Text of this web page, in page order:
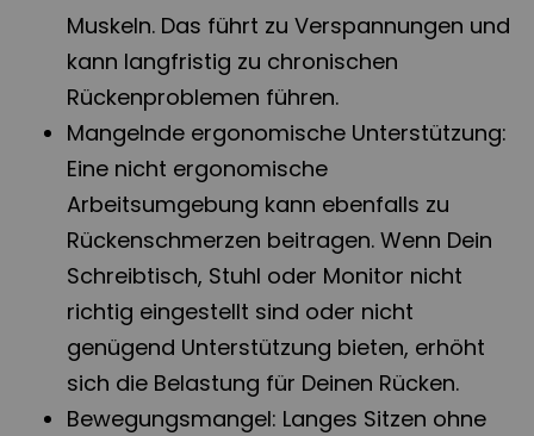
Muskeln. Das führt zu Verspannungen und
kann langfristig zu chronischen
Rückenproblemen führen.
Mangelnde ergonomische Unterstützung:
Eine nicht ergonomische
Arbeitsumgebung kann ebenfalls zu
Rückenschmerzen beitragen. Wenn Dein
Schreibtisch, Stuhl oder Monitor nicht
richtig eingestellt sind oder nicht
genügend Unterstützung bieten, erhöht
sich die Belastung für Deinen Rücken.
Bewegungsmangel: Langes Sitzen ohne